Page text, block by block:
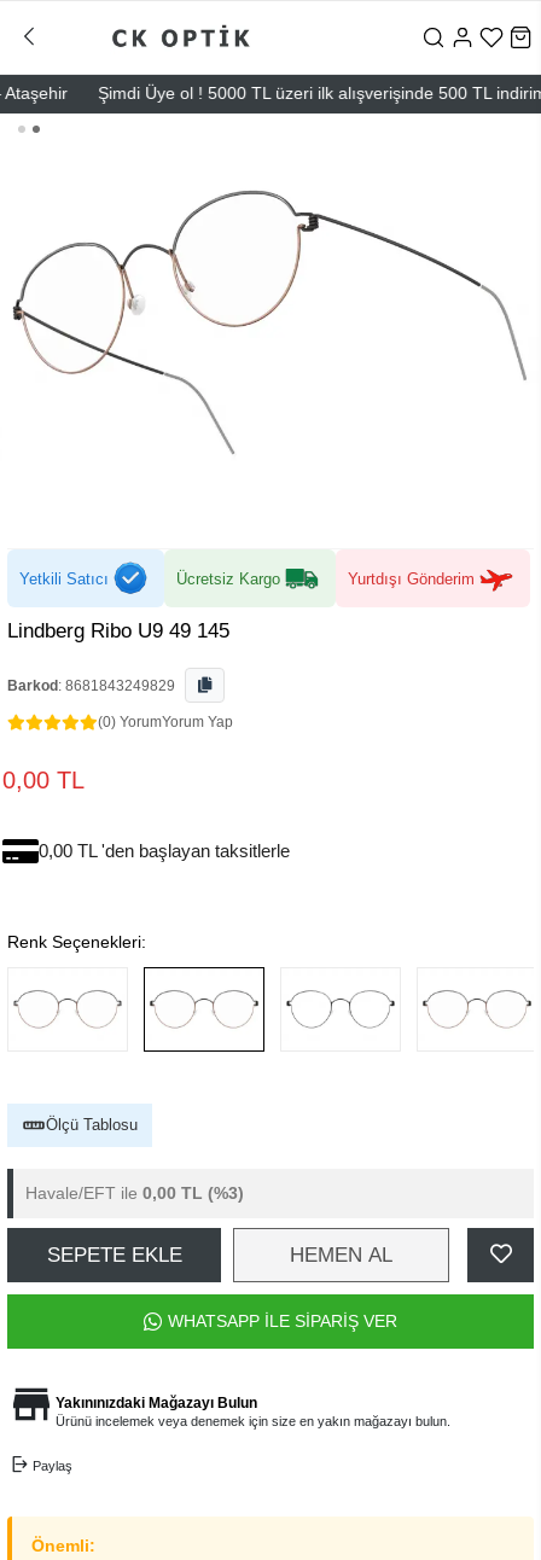
Şimdi Üye ol ! 5000 TL üzeri ilk alışverişinde 500 TL indirim
Yetkili Satıcı Ücretsiz Kargo Yurtdışı Gönderim
Lindberg Ribo U9 49 145
Barkod : 8681843249829
(0) YorumYorum Yap
0,00 TL
0,00 TL 'den başlayan taksitlerle
Renk Seçenekleri:
Ölçü Tablosu
Havale/EFT ile 0,00 TL (%3)
SEPETE EKLE HEMEN AL
WHATSAPP İLE SİPARİŞ VER
Yakınınızdaki Mağazayı Bulun
Ürünü incelemek veya denemek için size en yakın mağazayı bulun.
Paylaş
Önemli: